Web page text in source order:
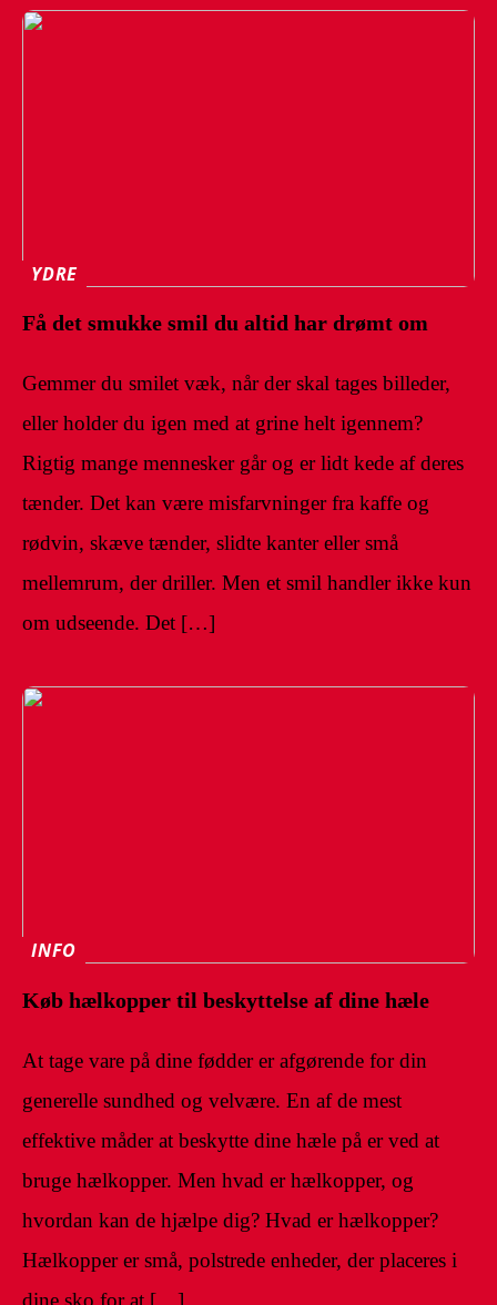
YDRE
Få det smukke smil du altid har drømt om
Gemmer du smilet væk, når der skal tages billeder,
eller holder du igen med at grine helt igennem?
Rigtig mange mennesker går og er lidt kede af deres
tænder. Det kan være misfarvninger fra kaffe og
rødvin, skæve tænder, slidte kanter eller små
mellemrum, der driller. Men et smil handler ikke kun
om udseende. Det […]
INFO
Køb hælkopper til beskyttelse af dine hæle
At tage vare på dine fødder er afgørende for din
generelle sundhed og velvære. En af de mest
effektive måder at beskytte dine hæle på er ved at
bruge hælkopper. Men hvad er hælkopper, og
hvordan kan de hjælpe dig? Hvad er hælkopper?
Hælkopper er små, polstrede enheder, der placeres i
dine sko for at […]